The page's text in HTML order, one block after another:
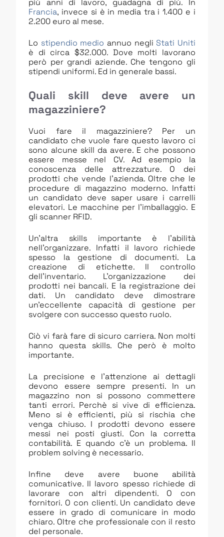
più anni di lavoro, guadagna di più. In
Francia, invece si è in media tra i 1.400 e i
2.200 euro al mese.
Lo stipendio medio annuo negliStati Uniti
è di circa $32.000. Dove molti lavorano
però per grandi aziende. Che tengono gli
stipendi uniformi. Ed in generale bassi.
Quali skill deve avere un
magazziniere?
Vuoi fare il magazziniere? Per un
candidato che vuole fare questo lavoro ci
sono alcune skill da avere. E che possono
essere messe nel CV. Ad esempio la
conoscenza delle attrezzature. O dei
prodotti che vende l’azienda. Oltre che le
procedure di magazzino moderno. Infatti
un candidato deve saper usare i carrelli
elevatori. Le macchine per l’imballaggio. E
gli scanner RFID.
Un’altra skills importante è l’abilità
nell’organizzare. Infatti il lavoro richiede
spesso la gestione di documenti. La
creazione di etichette. Il controllo
dell’inventario. L’organizzazione dei
prodotti nei bancali. E la registrazione dei
dati. Un candidato deve dimostrare
un’eccellente capacità di gestione per
svolgere con successo questo ruolo.
Ciò vi farà fare di sicuro carriera. Non molti
hanno questa skills. Che però è molto
importante.
La precisione e l’attenzione ai dettagli
devono essere sempre presenti. In un
magazzino non si possono commettere
tanti errori. Perchè si vive di efficienza.
Meno si è efficienti, più si rischia che
venga chiuso. I prodotti devono essere
messi nei posti giusti. Con la corretta
contabilità. E quando c’è un problema. Il
problem solving è necessario.
Infine deve avere buone abilità
comunicative. Il lavoro spesso richiede di
lavorare con altri dipendenti. O con
fornitori. O con clienti. Un candidato deve
essere in grado di comunicare in modo
chiaro. Oltre che professionale con il resto
del personale.